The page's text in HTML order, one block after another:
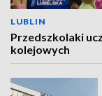
LUBLIN
Przedszkolaki
kolejowych